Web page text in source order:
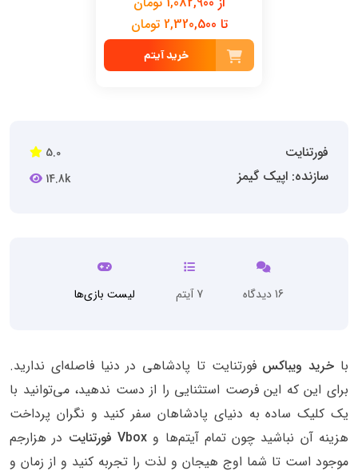
تا 2,320,500 تومان
خرید آیتم
فورتنایت
سازنده: اپیک گیمز
5.0
14.8k
16 دیدگاه 7 آیتم لیست بازی‌ها
با خرید ویباکس فورتنایت تا پادشاهی در دنیا فاصله‌ای ندارید.
برای این که این فرصت استثنایی را از دست ندهید، می‌توانید با
یک کلیک ساده به دنیای پادشاهان سفر کنید و نگران پرداخت
هزینه آن نباشید چون تمام آیتم‌ها وVbox فورتنایت
در هزارجم
موجود است تا شما اوج هیجان و لذت را تجربه کنید و از زمان و